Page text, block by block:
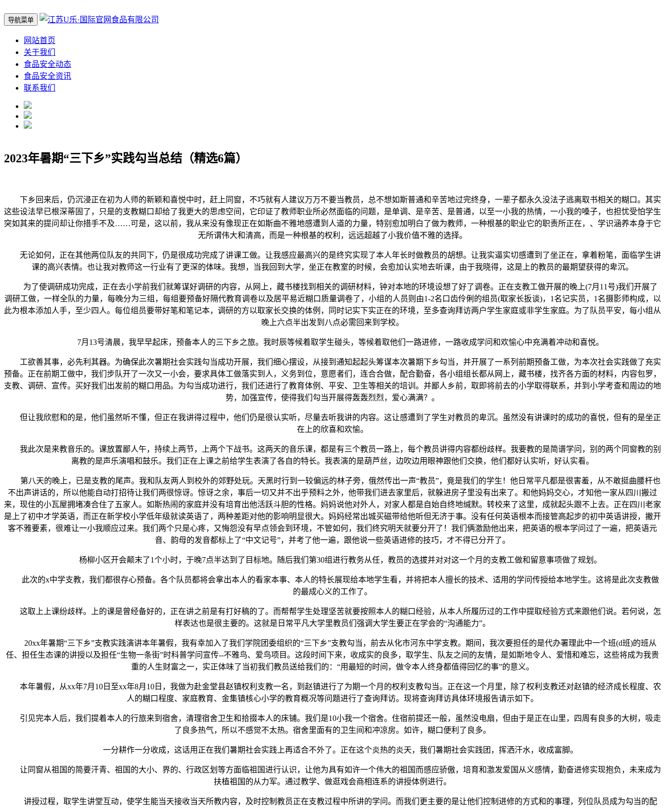
导航菜单
网站首页
关于我们
食品安全动态
食品安全资讯
联系我们
2023年暑期“三下乡”实践勾当总结（精选6篇）
下乡回来后，仍沉浸正在初为人师的新颖和喜悦中时，赶上同窗，不巧就有人建议万万不要当教员，总不想如斯普通和辛苦地过完终身，一辈子都永久没法子逃离取书相关的糊口。其实
这些设法早已根深蒂固了，只是的支教糊口却给了我更大的思虑空间，它印证了教师职业所必然面临的问题，是单调、是辛苦、是普通，以至一小我的热情，一小我的嗓子，也担忧受怕学生
突如其来的提问却让你措手不及……可是，这以前，我从来没有像现正在如斯曲不雅地感遭到人道的力量，特别愈加明白了做为教师，一种根基的职业它的职责所正在，、学识涵养本身于它
无所谓伟大和清高，而是一种根基的权利，远远超越了小我价值不雅的选择。
无论如何，正在其他两位队友的共同下，仍是很成功完成了讲课工做。让我感应最高兴的是终究实现了本人年长时做教员的胡想。让我实逼实切感遭到了坐正在，拿着粉笔，面临学生讲
课的高兴表情。也让我对教师这一行业有了更深的体味。我想，当我回到大学，坐正在教室的时候，会愈加认实地去听课，由于我晓得，这是上的教员的最期望获得的卑沉。
为了使调研成功完成，正在去小学前我们就筹谋好调研的内容，从网上，藏书楼找到相关的调研材料，钟对本地的环境设想了好了调卷。正在支教工做开展的晚上(7月11号)我们开展了
调研工做，一样全队的力量，每晚分为三组，每组要预备好隔代教育调卷以及居平易近糊口质量调卷了，小组的人员则由1-2名口齿伶俐的组员(取家长扳谈)，1名记实员，1名摄影师构成，以
此为根本添加人手，至少四人。每位组员要带好笔和笔记本，调研的方以取家长交换的体例，同时记实下实正在的环境，至多查询拜访两户学生家庭或非学生家庭。为了队员平安，每小组从
晚上六点半出发到八点必需回来到学校。
7月13号清晨，我早早起床，预备本人的三下乡之旅。我时辰等候着取学生碰头，等候着取他们一路进修，一路收成学问和欢愉心中充满着冲动和喜悦。
工欲善其事，必先利其器。为确保此次暑期社会实践勾当成功开展，我们细心摆设，从接到通知起起头筹谋本次暑期下乡勾当，并开展了一系列前期预备工做，为本次社会实践做了充实
预备。正在前期工做中，我们步队开了一次又一小会，要求具体工做落实到人，义务到位，意愿者们，连合合做，配合勤奋，各小组组长都从网上，藏书楼，找齐各方面的材料，内容包罗，
支教、调研、宣传。买好我们出发前的糊口用品。为勾当成功进行，我们还进行了教育体例、平安、卫生等相关的培训。并鄙人乡前，取即将前去的小学取得联系，并到小学考查和周边的地
势，加强宣传，使得我们勾当开展得轰轰烈烈，爱心满满？。
但让我欣慰和的是，他们虽然听不懂，但正在我讲得过程中，他们仍是很认实听，尽量去听我讲的内容。这让感遭到了学生对教员的卑沉。虽然没有讲课时的成功的喜悦，但有的是坐正
在上的欣喜和欢愉。
我此次是来教音乐的。课放置鄙人午，持续上两节，上两个下战书。这两天的音乐课，都是有三个教员一路上，每个教员讲得内容都纷歧样。我要教的是简谱学问，别的两个同窗教的别
离教的是声乐演唱和鼓乐。我们正在上课之前给学生表演了各自的特长。我表演的是葫芦丝，边吹边用眼神跟他们交换，他们都好认实听，好认实看。
第八天的晚上，已是支教的尾声。我和队友两人到校外的郊野处玩。天黑时行到一较偏远的林子旁，俄然传出一声“教员”，竟是我们的学生！他日常平凡都是很害羞，从不敢挺曲腰杆也
不出声讲话的，所以他能自动打招待让我们两很惊讶。惊讶之余，事后一切又并不出乎预料之外，他带我们进去家里后，就躲进房子里没有出来了。和他妈妈交心，才知他一家从四川搬过
来，现住的小瓦屋拥堵凑合住了五家人。如斯热闹的家庭并没有培育出他活跃斗胆的性格。妈妈说他对外人，对家人都是自始自终地缄默。转校来了这里，成就起头跟不上去。正在四川老家
是上了初中才学英语，而正在新学校小学低年级就读英语了，两种差距对他的影响明显很大。妈妈经常出城买磁带给他听但无济于事。没有任何英语根本而接管高起步的初中英语讲授，撇开
客不雅要素，很难让一小我顺应过来。我们两个只是心疼，又悔怨没有早点领会到环境，不管如何，我们终究明天就要分开了！我们俩激励他出来，把英语的根本学问过了一遍，把英语元
音、韵母的发音都标上了“中文记号”，并考了他一遍，跟他说一些英语进修的技巧，才不得已分开了。
杨柳小区开会颠末了1个小时，于晚7点半达到了目标地。随后我们第30组进行教务从任，教员的选拔并对对这一个月的支教工做和留意事项做了规划。
此次的x中学支教，我们都很存心预备。各个队员都将会拿出本人的看家本事、本人的特长展现给本地学生看，并将把本人擅长的技术、适用的学问传授给本地学生。这将是此次支教做
的最成心义的工作了。
这取上上课纷歧样。上的课是曾经备好的，正在讲之前是有打好稿的了。而帮帮学生处理坚苦就要按照本人的糊口经验，从本人所履历过的工作中提取经验方式来跟他们说。若何说，怎
样表达也是很主要的。这就是日常平凡大学里教员们强调大学生要正在学会的“沟通能力”。
20xx年暑期“三下乡”支教实践演讲本年暑假，我有幸加入了我们学院团委组织的“三下乡”支教勾当，前去从化市河东中学支教。期间，我次要担任的是代办署理此中一个班(d班)的班从
任、担任生态课的讲授以及担任“生物一条街”时科普学问宣传--不雅鸟、爱鸟项目。这段时间下来，收成实的良多，取学生、队友之间的友情，是如斯地令人、爱惜和难忘，这些将成为我贵
重的人生财富之一，实正体味了当初我们教员送给我们的：“用最短的时间，做令本人终身都值得回忆的事”的意义。
本年暑假，从xx年7月10日至xx年8月10日，我做为赴金堂县赵镇权利支教一名，到赵镇进行了为期一个月的权利支教勾当。正在这一个月里，除了权利支教还对赵镇的经济成长程度、农
人的糊口程度、家庭教育、金集镇核心小学的教育概况等问题进行了查询拜访。现将查询拜访具体环境报告请示如下。
引见完本人后，我们提着本人的行旅来到宿舍，清理宿舍卫生和拾掇本人的床铺。我们是10小我一个宿舍。住宿前提还一般，虽然没电扇，但由于是正在山里，四周有良多的大树，吸走
了良多热气，所以不感觉不太热。宿舍里面有的卫生间和冲凉房。如许，糊口便利了良多。
一分耕作一分收成，这话用正在我们暑期社会实践上再适合不外了。正在这个炎热的炎天，我们暑期社会实践团，挥洒汗水，收成富脚。
让同窗从祖国的简要汗青、祖国的大小、界的、行政区划等方面临祖国进行认识，让他为具有如许一个伟大的祖国而感应骄傲，培育和激发爱国从义感情，勤奋进修实现抱负，未来成为
扶植祖国的从力军。通过教学、做逛戏会商相连系的讲授体例进行。
讲授过程，取学生讲堂互动，使学生能当天接收当天所教内容，及时控制教员正在支教过程中所讲的学问。而我们更主要的是让他们控制进修的方式和的事理，列位队员成为勾当的配